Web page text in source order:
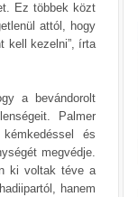
Ez többek közt
attól, hogy
kell kezelni”, írta
a bevándorolt
Palmer
és
megvédje.
ki voltak téve a
hanem